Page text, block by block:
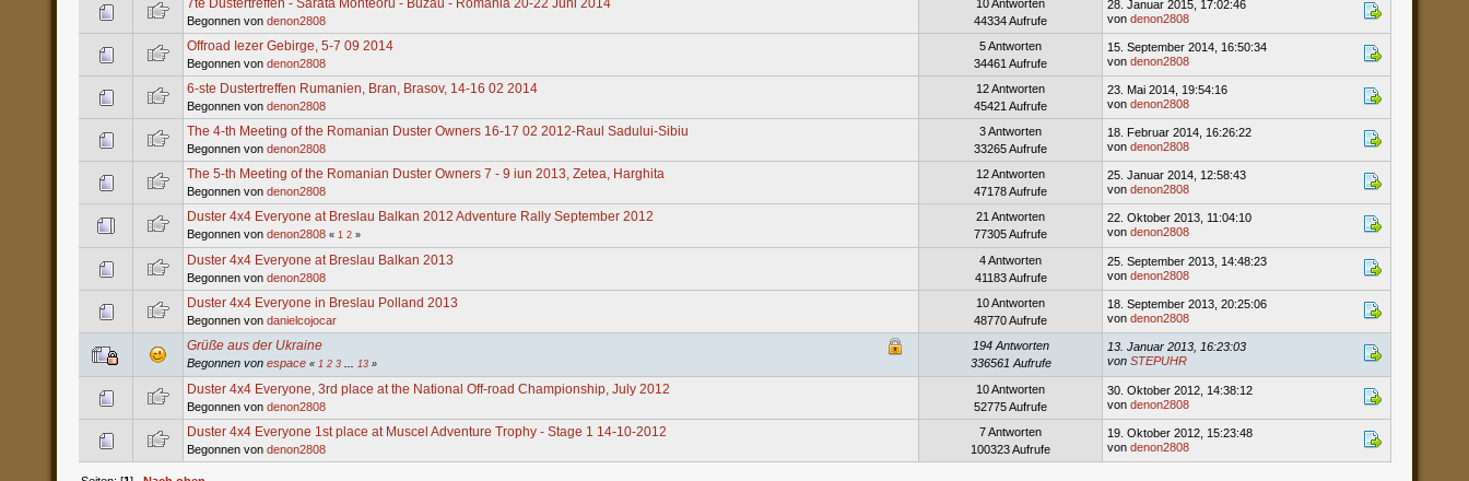
7te Dustertreffen - Sarata Monteoru - Buzau - Romania 20-22 Juni 2014
Begonnen von denon2808
10 Antworten
44334 Aufrufe
28. Januar 2015, 17:02:46
von denon2808
Offroad Iezer Gebirge, 5-7 09 2014
Begonnen von denon2808
5 Antworten
34461 Aufrufe
15. September 2014, 16:50:34
von denon2808
6-ste Dustertreffen Rumanien, Bran, Brasov, 14-16 02 2014
Begonnen von denon2808
12 Antworten
45421 Aufrufe
23. Mai 2014, 19:54:16
von denon2808
The 4-th Meeting of the Romanian Duster Owners 16-17 02 2012-Raul Sadului-Sibiu
Begonnen von denon2808
3 Antworten
33265 Aufrufe
18. Februar 2014, 16:26:22
von denon2808
The 5-th Meeting of the Romanian Duster Owners 7 - 9 iun 2013, Zetea, Harghita
Begonnen von denon2808
12 Antworten
47178 Aufrufe
25. Januar 2014, 12:58:43
von denon2808
Duster 4x4 Everyone at Breslau Balkan 2012 Adventure Rally September 2012
Begonnen von denon2808 « 1 2 »
21 Antworten
77305 Aufrufe
22. Oktober 2013, 11:04:10
von denon2808
Duster 4x4 Everyone at Breslau Balkan 2013
Begonnen von denon2808
4 Antworten
41183 Aufrufe
25. September 2013, 14:48:23
von denon2808
Duster 4x4 Everyone in Breslau Polland 2013
Begonnen von danielcojocar
10 Antworten
48770 Aufrufe
18. September 2013, 20:25:06
von denon2808
Grüße aus der Ukraine
Begonnen von espace « 1 2 3 ... 13 »
194 Antworten
336561 Aufrufe
13. Januar 2013, 16:23:03
von STEPUHR
Duster 4x4 Everyone, 3rd place at the National Off-road Championship, July 2012
Begonnen von denon2808
10 Antworten
52775 Aufrufe
30. Oktober 2012, 14:38:12
von denon2808
Duster 4x4 Everyone 1st place at Muscel Adventure Trophy - Stage 1 14-10-2012
Begonnen von denon2808
7 Antworten
100323 Aufrufe
19. Oktober 2012, 15:23:48
von denon2808